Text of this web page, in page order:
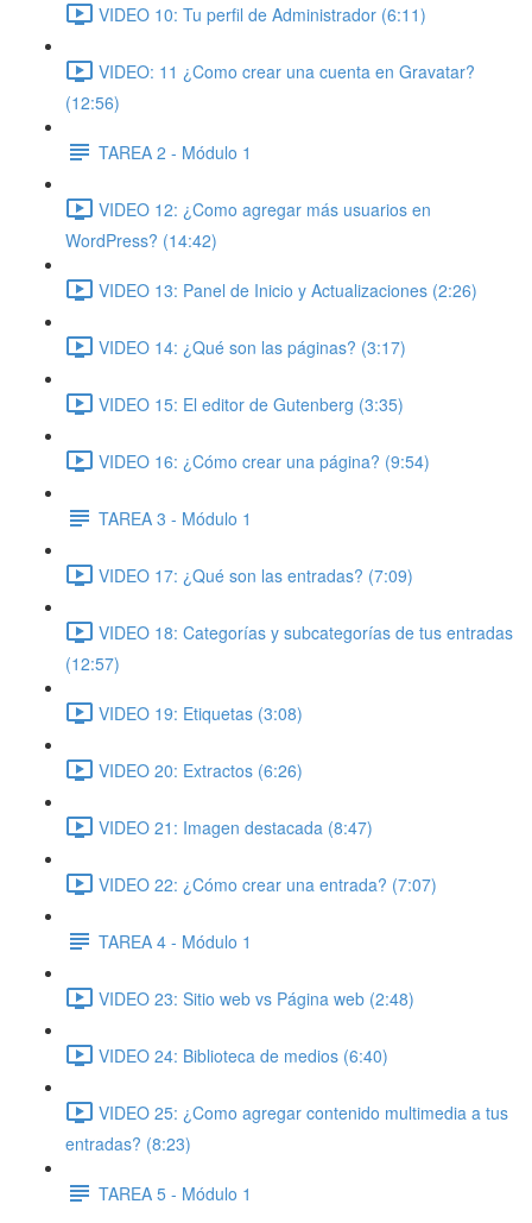
VIDEO 10: Tu perfil de Administrador (6:11)
VIDEO: 11 ¿Como crear una cuenta en Gravatar?
(12:56)
TAREA 2 - Módulo 1
VIDEO 12: ¿Como agregar más usuarios en
WordPress? (14:42)
VIDEO 13: Panel de Inicio y Actualizaciones (2:26)
VIDEO 14: ¿Qué son las páginas? (3:17)
VIDEO 15: El editor de Gutenberg (3:35)
VIDEO 16: ¿Cómo crear una página? (9:54)
TAREA 3 - Módulo 1
VIDEO 17: ¿Qué son las entradas? (7:09)
VIDEO 18: Categorías y subcategorías de tus entradas
(12:57)
VIDEO 19: Etiquetas (3:08)
VIDEO 20: Extractos (6:26)
VIDEO 21: Imagen destacada (8:47)
VIDEO 22: ¿Cómo crear una entrada? (7:07)
TAREA 4 - Módulo 1
VIDEO 23: Sitio web vs Página web (2:48)
VIDEO 24: Biblioteca de medios (6:40)
VIDEO 25: ¿Como agregar contenido multimedia a tus
entradas? (8:23)
TAREA 5 - Módulo 1